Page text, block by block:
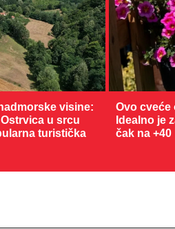
visine:
u srcu
turistička
Ovo cveće
Idealno je
čak na +40